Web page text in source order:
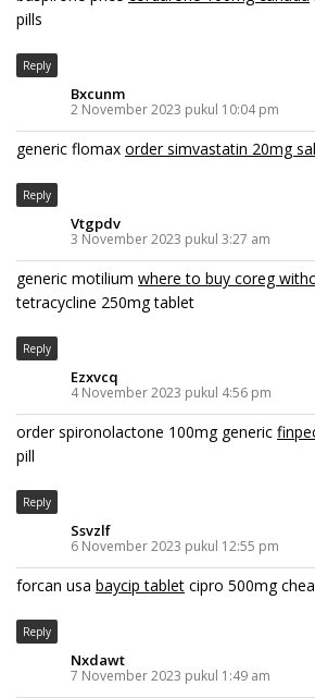
pills
Reply
Bxcunm
2 November 2023 pukul 10:04 pm
generic flomax order simvastatin 20mg
Reply
Vtgpdv
3 November 2023 pukul 3:27 am
generic motilium where to buy coreg
tetracycline 250mg tablet
Reply
Ezxvcq
4 November 2023 pukul 4:56 pm
order spironolactone 100mg generic
pill
Reply
Ssvzlf
6 November 2023 pukul 12:55 pm
forcan usa baycip tablet cipro 500mg
Reply
Nxdawt
7 November 2023 pukul 1:49 am